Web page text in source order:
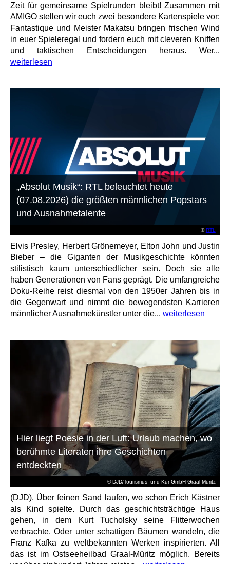
Zeit für gemeinsame Spielrunden bleibt! Zusammen mit
AMIGO stellen wir euch zwei besondere Kartenspiele vor:
Fantastique und Meister Makatsu bringen frischen Wind
in euer Spieleregal und fordern euch mit cleveren Kniffen
und taktischen Entscheidungen heraus. Wer...
weiterlesen
©RTL
„Absolut Musik“: RTL beleuchtet heute
(07.08.2026) die größten männlichen Popstars
und Ausnahmetalente
Elvis Presley, Herbert Grönemeyer, Elton John und Justin
Bieber – die Giganten der Musikgeschichte könnten
stilistisch kaum unterschiedlicher sein. Doch sie alle
haben Generationen von Fans geprägt. Die umfangreiche
Doku-Reihe reist diesmal von den 1950er Jahren bis in
die Gegenwart und nimmt die bewegendsten Karrieren
männlicher Ausnahmekünstler unter die... weiterlesen
© DJD/Tourismus- und Kur GmbH Graal-Müritz
Hier liegt Poesie in der Luft: Urlaub machen, wo
berühmte Literaten ihre Geschichten
entdeckten
(DJD). Über feinen Sand laufen, wo schon Erich Kästner
als Kind spielte. Durch das geschichtsträchtige Haus
gehen, in dem Kurt Tucholsky seine Flitterwochen
verbrachte. Oder unter schattigen Bäumen wandeln, die
Franz Kafka zu weltbekannten Werken inspirierten. All
das ist im Ostseeheilbad Graal-Müritz möglich. Bereits